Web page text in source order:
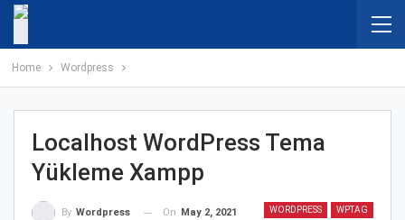
Home Wordpress
Localhost WordPress Tema
Yükleme Xampp
WORDPRESS WPTAG
By Wordpress On May 2, 2021